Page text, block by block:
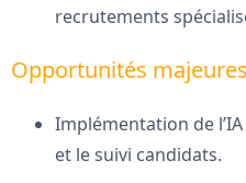
recrutements
Opportunités
Implémentation de
et le suivi candidats.